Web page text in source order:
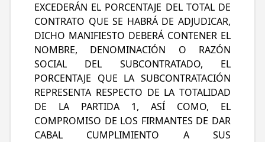
EXCEDERÁN EL PORCENTAJE DEL TOTAL DE
CONTRATO QUE SE HABRÁ DE ADJUDICAR,
DICHO MANIFIESTO DEBERÁ CONTENER EL
NOMBRE, DENOMINACIÓN O RAZÓN
SOCIAL DEL SUBCONTRATADO, EL
PORCENTAJE QUE LA SUBCONTRATACIÓN
REPRESENTA RESPECTO DE LA TOTALIDAD
DE LA PARTIDA 1, ASÍ COMO, EL
COMPROMISO DE LOS FIRMANTES DE DAR
CABAL CUMPLIMIENTO A SUS